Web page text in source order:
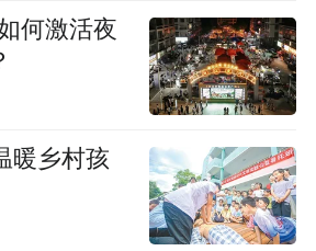
何激活夜
暖乡村孩